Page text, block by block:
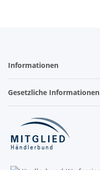
Informationen
Gesetzliche Informationen